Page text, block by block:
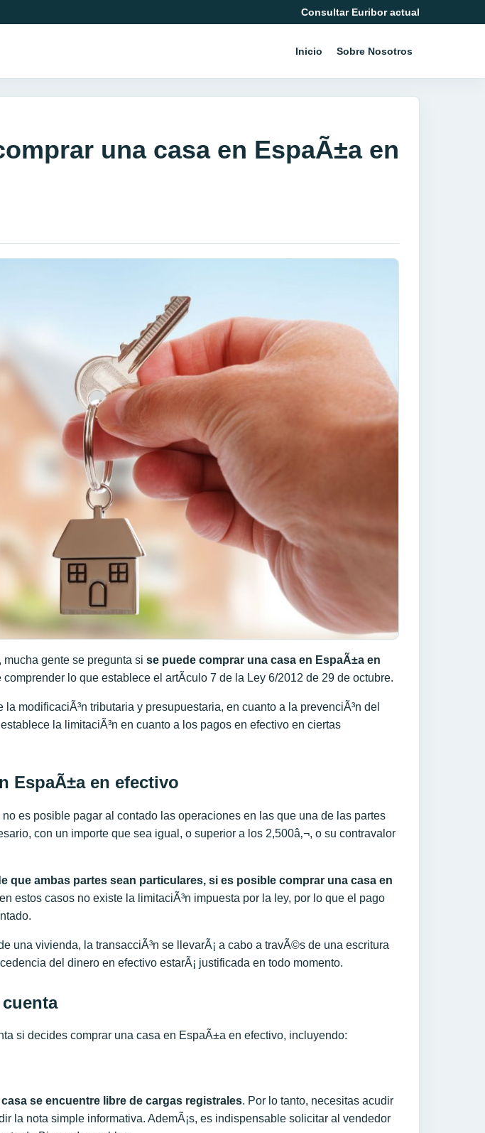
Consultar Euribor actual
Inicio Sobre Nosotros
una casa en EspaÃ±a en
gente se pregunta si se puede comprar una casa en EspaÃ±a en
comprender lo que establece el artÃ­culo 7 de la Ley 6/2012 de 29 de octubre.
modificaciÃ³n tributaria y presupuestaria, en cuanto a la prevenciÃ³n del
la limitaciÃ³n en cuanto a los pagos en efectivo en ciertas
EspaÃ±a en efectivo
es posible pagar al contado las operaciones en las que una de las partes
con un importe que sea igual, o superior a los 2,500â‚¬, o su contravalor
que ambas partes sean particulares, si es posible comprar una casa en
estos casos no existe la limitaciÃ³n impuesta por la ley, por lo que el pago
una vivienda, la transacciÃ³n se llevarÃ¡ a cabo a travÃ©s de una escritura
del dinero en efectivo estarÃ¡ justificada en todo momento.
si decides comprar una casa en EspaÃ±a en efectivo, incluyendo:
se encuentre libre de cargas registrales. Por lo tanto, necesitas acudir
la nota simple informativa. AdemÃ¡s, es indispensable solicitar al vendedor